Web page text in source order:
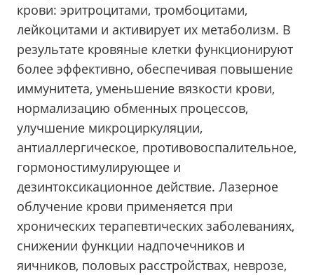
крови: эритроцитами, тромбоцитами,
лейкоцитами и активирует их метаболизм. В
результате кровяные клетки функционируют
более эффективно, обеспечивая повышение
иммунитета, уменьшение вязкости крови,
нормализацию обменных процессов,
улучшение микроциркуляции,
антиаллергическое, противовоспалительное,
гормоностимулирующее и
дезинтоксикационное действие. Лазерное
облучение крови применяется при
хронических терапевтических заболеваниях,
снижении функции надпочечников и
яичников, половых расстройствах, неврозе,